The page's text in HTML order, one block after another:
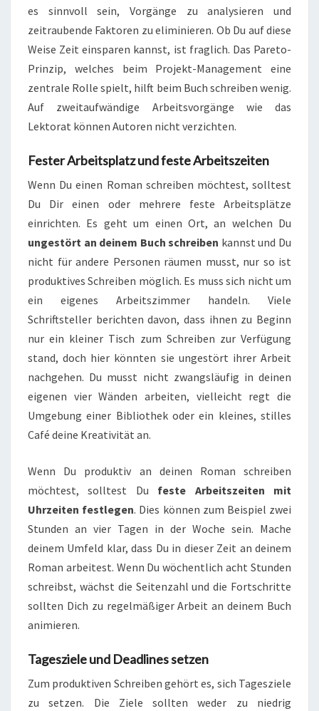
es sinnvoll sein, Vorgänge zu analysieren und
zeitraubende Faktoren zu eliminieren. Ob Du auf diese
Weise Zeit einsparen kannst, ist fraglich. Das Pareto-
Prinzip, welches beim Projekt-Management eine
zentrale Rolle spielt, hilft beim Buch schreiben wenig.
Auf zweitaufwändige Arbeitsvorgänge wie das
Lektorat können Autoren nicht verzichten.
Fester Arbeitsplatz und feste Arbeitszeiten
Wenn Du einen Roman schreiben möchtest, solltest
Du Dir einen oder mehrere feste Arbeitsplätze
einrichten. Es geht um einen Ort, an welchen Du
ungestört an deinem Buch schreiben kannst und Du
nicht für andere Personen räumen musst, nur so ist
produktives Schreiben möglich. Es muss sich nicht um
ein eigenes Arbeitszimmer handeln. Viele
Schriftsteller berichten davon, dass ihnen zu Beginn
nur ein kleiner Tisch zum Schreiben zur Verfügung
stand, doch hier könnten sie ungestört ihrer Arbeit
nachgehen. Du musst nicht zwangsläufig in deinen
eigenen vier Wänden arbeiten, vielleicht regt die
Umgebung einer Bibliothek oder ein kleines, stilles
Café deine Kreativität an.
Wenn Du produktiv an deinen Roman schreiben
möchtest, solltest Du feste Arbeitszeiten mit
Uhrzeiten festlegen. Dies können zum Beispiel zwei
Stunden an vier Tagen in der Woche sein. Mache
deinem Umfeld klar, dass Du in dieser Zeit an deinem
Roman arbeitest. Wenn Du wöchentlich acht Stunden
schreibst, wächst die Seitenzahl und die Fortschritte
sollten Dich zu regelmäßiger Arbeit an deinem Buch
animieren.
Tagesziele und Deadlines setzen
Zum produktiven Schreiben gehört es, sich Tagesziele
zu setzen. Die Ziele sollten weder zu niedrig